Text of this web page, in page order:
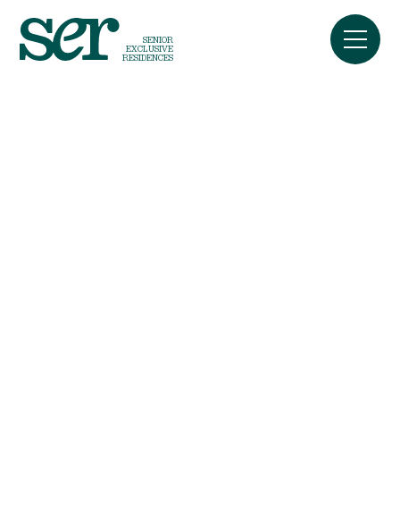
SENIOR
EXCLUSIVE
RESIDENCES